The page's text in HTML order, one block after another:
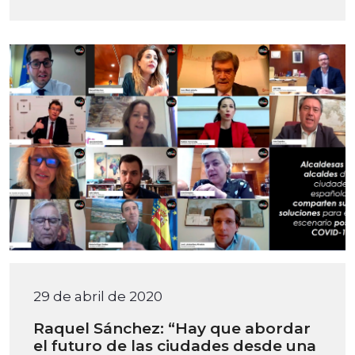
29 de abril de 2020
Raquel Sánchez: “Hay que abordar
el futuro de las ciudades desde una